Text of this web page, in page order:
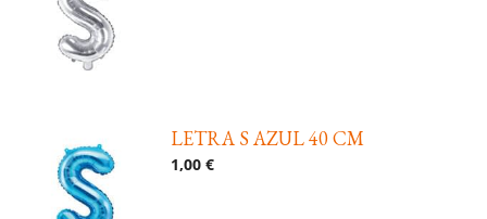
LETRA S AZUL 40 CM
1,00 €